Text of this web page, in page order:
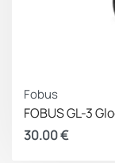
Fobus
FOBUS GL-3
30.00€